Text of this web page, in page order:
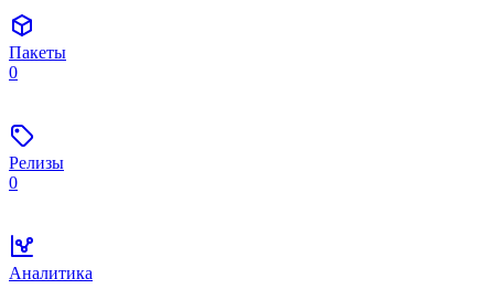
Пакеты
0
Релизы
0
Аналитика